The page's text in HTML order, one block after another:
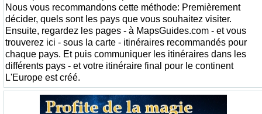
Nous vous recommandons cette méthode: Premièrement
décider, quels sont les pays que vous souhaitez visiter.
Ensuite, regardez les pages - à MapsGuides.com - et vous
trouverez ici - sous la carte - itinéraires recommandés pour
chaque pays. Et puis communiquer les itinéraires dans les
différents pays - et votre itinéraire final pour le continent
L'Europe est créé.